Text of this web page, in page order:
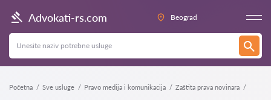
Advokati-rs.com Beograd
Početna Sve usluge Pravo medija i komunikacija Zaštita prava novinara